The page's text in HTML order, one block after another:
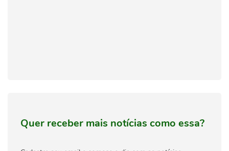
Quer receber mais notícias como essa?